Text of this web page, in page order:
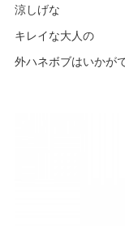
涼しげな
キレイな大人の
外ハネボブはいかが